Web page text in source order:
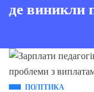
де виникли
ПОЛІТИКА